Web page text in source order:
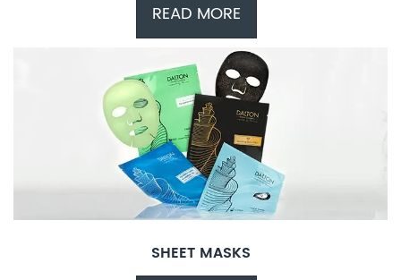
READ MORE
SHEET MASKS